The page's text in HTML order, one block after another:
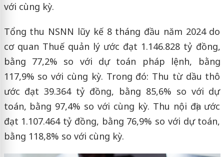
với cùng kỳ.
Tổng thu NSNN lũy kế 8 tháng đầu năm 2024 do
cơ quan Thuế quản lý ước đạt 1.146.828 tỷ đồng,
bằng 77,2% so với dự toán pháp lệnh, bằng
117,9% so với cùng kỳ. Trong đó: Thu từ dầu thô
ước đạt 39.364 tỷ đồng, bằng 85,6% so với dự
toán, bằng 97,4% so với cùng kỳ. Thu nội địa ước
đạt 1.107.464 tỷ đồng, bằng 76,9% so với dự toán,
bằng 118,8% so với cùng kỳ.